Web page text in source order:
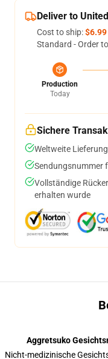
Deliver to
Cost to ship:$6.99
Standard - Order
Production
Today
Sichere
Weltweite
Sendungsnummer
Vollständige
erhalten wurde
Aggretsuko
Nicht-medizinische